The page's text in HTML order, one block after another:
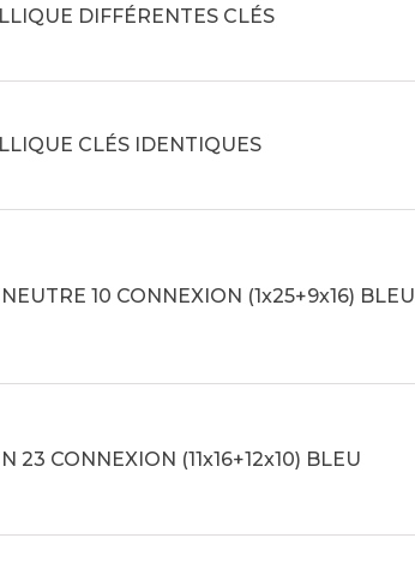
DIFFÉRENTES CLÉS
CLÉS IDENTIQUES
10 CONNEXION (1x25+9x16) BLEU
23 CONNEXION (11x16+12x10) BLEU